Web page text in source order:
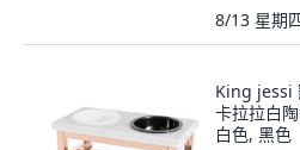
8/13 星期
King jessi
卡拉拉白
白色, 黑色